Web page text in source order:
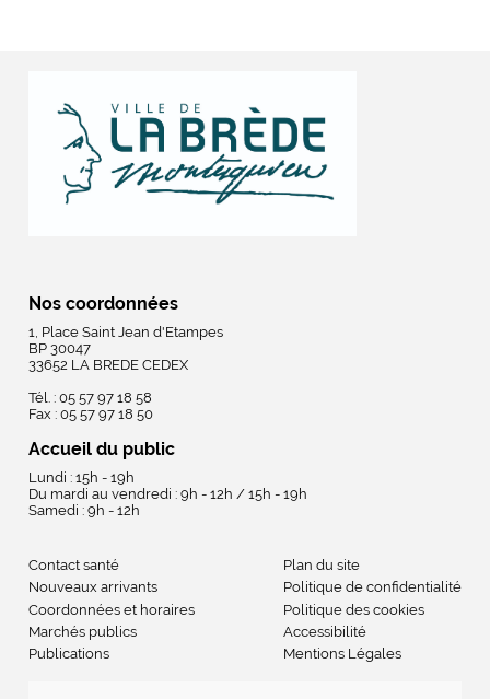
Nos coordonnées
1, Place Saint Jean d'Etampes
BP 30047
33652 LA BREDE CEDEX
Tél. : 05 57 97 18 58
Fax : 05 57 97 18 50
Accueil du public
Lundi : 15h - 19h
Du mardi au vendredi : 9h - 12h / 15h - 19h
Samedi : 9h - 12h
Contact santé
Nouveaux arrivants
Coordonnées et horaires
Marchés publics
Publications
Plan du site
Politique de confidentialité
Politique des cookies
Accessibilité
Mentions Légales